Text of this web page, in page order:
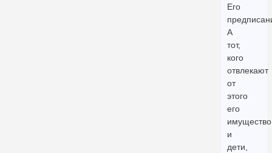
Его
А
тот,
кого
отвлекают
от
этого
его
имущество
и
дети,